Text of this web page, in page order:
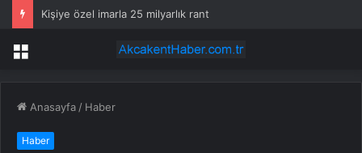
Kişiye özel imarla 25 milyarlık rant
Menü
Anasayfa / Haber
Haber